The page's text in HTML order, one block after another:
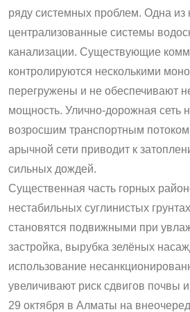
ряду системных проблем. Одна из
централизованные системы
канализации. Существующие
контролируются несколькими
перегружены и не обеспечивают
мощность. Улично-дорожная сеть
возросшим транспортным
арычной сети приводит к
сильных дождей.
Существенная часть горных
нестабильных суглинистых
становятся подвижными при
застройка, вырубка зелёных
использование
увеличивают риск сдвигов почвы
29 октября в Алматы на